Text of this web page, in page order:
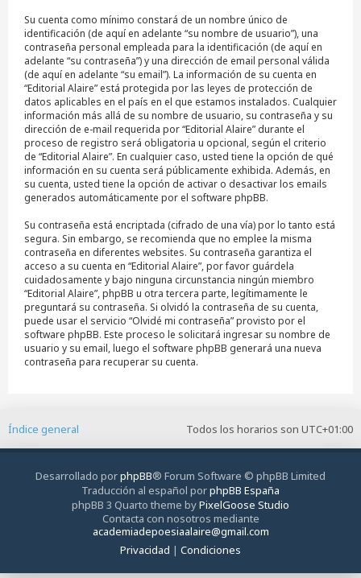
Su cuenta como mínimo constará de un nombre único de
identificación (de aquí en adelante “su nombre de usuario”), una
contraseña personal empleada para la identificación (de aquí en
adelante “su contraseña”) y una dirección de email personal válida
(de aquí en adelante “su email”). La información de su cuenta en
“Editorial Alaire” está protegida por las leyes de protección de
datos aplicables en el país en el que estamos instalados. Cualquier
información más allá de su nombre de usuario, su contraseña y su
dirección de e-mail requerida por “Editorial Alaire” durante el
proceso de registro será obligatoria u opcional, según el criterio
de “Editorial Alaire”. En cualquier caso, usted tiene la opción de qué
información en su cuenta será públicamente exhibida. Además, en
su cuenta, usted tiene la opción de activar o desactivar los emails
generados automáticamente por el software phpBB.
Su contraseña está encriptada (cifrado de una vía) por lo tanto está
segura. Sin embargo, se recomienda que no emplee la misma
contraseña en diferentes websites. Su contraseña garantiza el
acceso a su cuenta en “Editorial Alaire”, por favor guárdela
cuidadosamente y bajo ninguna circunstancia ningún miembro
“Editorial Alaire”, phpBB u otra tercera parte, legítimamente le
preguntará su contraseña. Si olvidó la contraseña de su cuenta,
puede usar el servicio “Olvidé mi contraseña” provisto por el
software phpBB. Este proceso le solicitará ingresar su nombre de
usuario y su email, luego el software phpBB generará una nueva
contraseña para recuperar su cuenta.
Todos los horarios son UTC+01:00
Índice general
Desarrollado porphpBB® Forum Software © phpBB Limited
Traducción al español porphpBB España
phpBB 3 Quarto theme byPixelGoose Studio
Contacta con nosotros mediante
academiadepoesiaalaire@gmail.com
Privacidad | Condiciones